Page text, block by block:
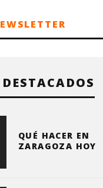
QUÉ HACER EN
ZARAGOZA HOY